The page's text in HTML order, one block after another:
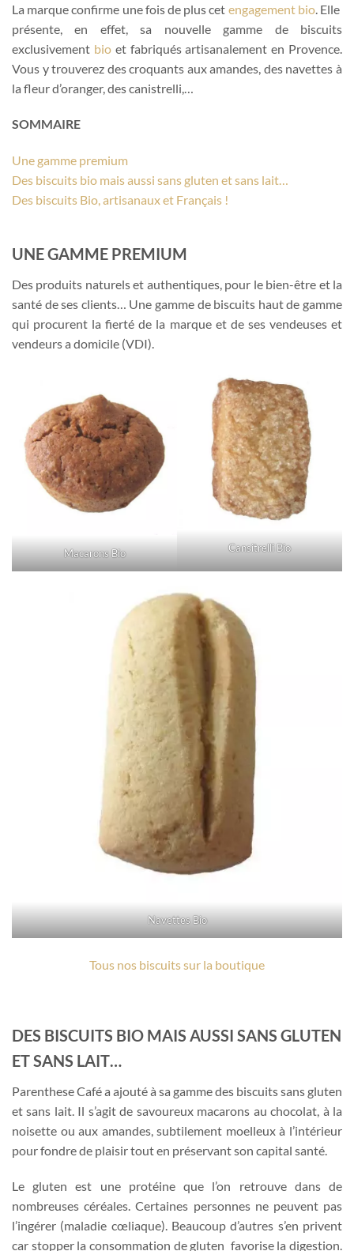
La marque confirme une fois de plus cet engagement bio. Elle
présente, en effet, sa nouvelle gamme de biscuits
exclusivement bioet fabriqués artisanalement en Provence.
Vous y trouverez des croquants aux amandes, des navettes à
la fleur d’oranger, des canistrelli,…
SOMMAIRE
Une gamme premium
Des biscuits bio mais aussi sans gluten et sans lait…
Des biscuits Bio, artisanaux et Français !
UNE GAMME PREMIUM
Des produits naturels et authentiques, pour le bien-être et la
santé de ses clients… Une gamme de biscuits haut de gamme
qui procurent la fierté de la marque et de ses vendeuses et
vendeurs a domicile (VDI).
Macarons Bio Cansitrelli Bio
Navettes Bio
Tous nos biscuits sur la boutique
DES BISCUITS BIO MAIS AUSSI SANS GLUTEN
ET SANS LAIT…
Parenthese Café a ajouté à sa gamme des biscuits sans gluten
et sans lait. Il s’agit de savoureux macarons au chocolat, à la
noisette ou aux amandes, subtilement moelleux à l’intérieur
pour fondre de plaisir tout en préservant son capital santé.
Le gluten est une protéine que l’on retrouve dans de
nombreuses céréales. Certaines personnes ne peuvent pas
l’ingérer (maladie cœliaque). Beaucoup d’autres s’en privent
car stopper la consommation de gluten favorise la digestion.